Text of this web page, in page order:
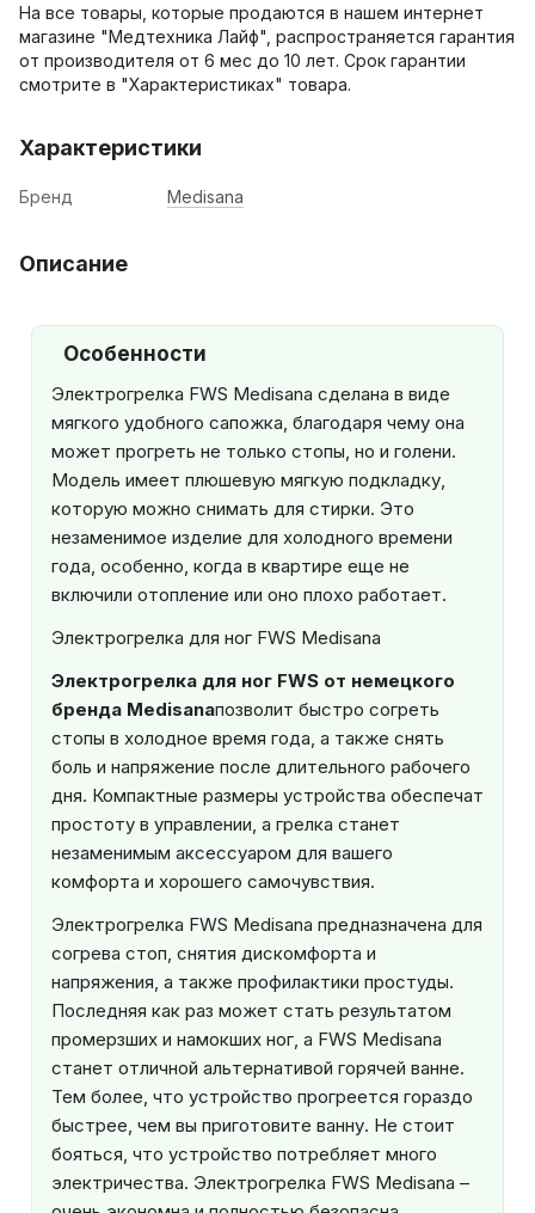
На все товары, которые продаются в нашем интернет
магазине "Медтехника Лайф", распространяется гарантия
от производителя от 6 мес до 10 лет. Срок гарантии
смотрите в "Характеристиках" товара.
Характеристики
Бренд Medisana
Описание
Особенности
Электрогрелка FWS Medisana сделана в виде
мягкого удобного сапожка, благодаря чему она
может прогреть не только стопы, но и голени.
Модель имеет плюшевую мягкую подкладку,
которую можно снимать для стирки. Это
незаменимое изделие для холодного времени
года, особенно, когда в квартире еще не
включили отопление или оно плохо работает.
Электрогрелка для ног FWS Medisana
Электрогрелка для ног FWS от немецкого
бренда Medisanaпозволит быстро согреть
стопы в холодное время года, а также снять
боль и напряжение после длительного рабочего
дня. Компактные размеры устройства обеспечат
простоту в управлении, а грелка станет
незаменимым аксессуаром для вашего
комфорта и хорошего самочувствия.
Электрогрелка FWS Medisana предназначена для
согрева стоп, снятия дискомфорта и
напряжения, а также профилактики простуды.
Последняя как раз может стать результатом
промерзших и намокших ног, а FWS Medisana
станет отличной альтернативой горячей ванне.
Тем более, что устройство прогреется гораздо
быстрее, чем вы приготовите ванну. Не стоит
бояться, что устройство потребляет много
электричества. Электрогрелка FWS Medisana –